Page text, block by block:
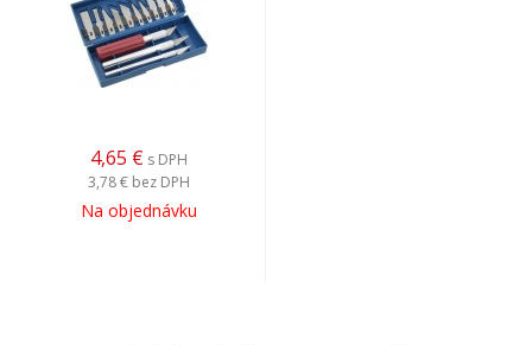
4,65 € s DPH
3,78 € bez DPH
Na objednávku